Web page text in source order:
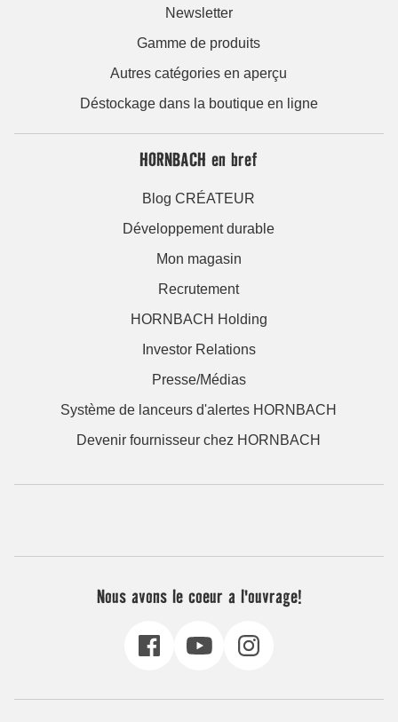
Newsletter
Gamme de produits
Autres catégories en aperçu
Déstockage dans la boutique en ligne
HORNBACH en bref
Blog CRÉATEUR
Développement durable
Mon magasin
Recrutement
HORNBACH Holding
Investor Relations
Presse/Médias
Système de lanceurs d'alertes HORNBACH
Devenir fournisseur chez HORNBACH
Nous avons le coeur a l'ouvrage!